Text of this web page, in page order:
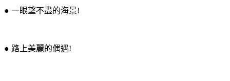
● 一眼望不盡的海景!
● 路上美麗的偶遇!